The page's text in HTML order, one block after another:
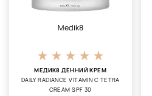
Medik8
МЕДИК8 ДЕННИЙ КРЕМ
DAILY RADIANCE VITAMIN C TETRA
CREAM SPF 30